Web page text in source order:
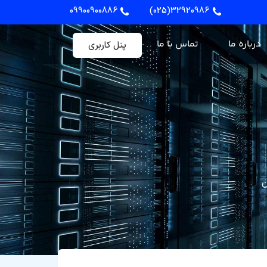
نیاز به مشاوره دارید؟
هر روز از ۹ تا ۱۸ تو دفتر کارمون
آماده پاسخگویی تلفنی و تقریبا ۲۴
ساعته توی تلگــــرام آنلاینـیــم.
مشاوره هامون رایگانه
درباره ما تماس با ما پنل کاربری